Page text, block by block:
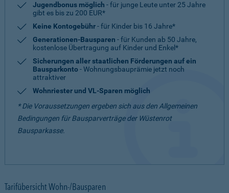
Jugendbonus möglich - für junge Leute unter 25 Jahre
gibt es bis zu 200 EUR*
Keine Kontogebühr- für Kinder bis 16 Jahre*
Generationen-Bausparen - für Kunden ab 50 Jahre,
kostenlose Übertragung auf Kinder und Enkel*
Sicherungen aller staatlichen Förderungen auf ein
Bausparkonto- Wohnungsbauprämie jetzt noch
attraktiver
Wohnriester und VL-Sparen möglich
* Die Voraussetzungen ergeben sich aus den Allgemeinen
Bedingungen für Bausparverträge der Wüstenrot
Bausparkasse.
Tarifübersicht Wohn-/Bausparen